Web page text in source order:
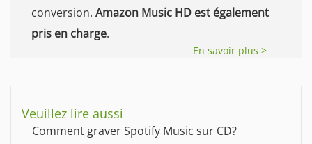
conversion. Amazon Music HD est également
pris en charge.
En savoir plus >
Veuillez lire aussi
Comment graver Spotify Music sur CD?